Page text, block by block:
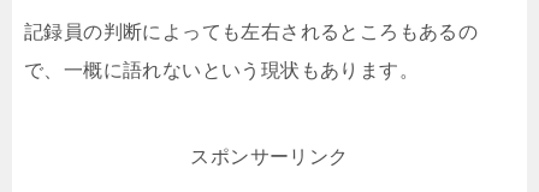
記録員の判断によっても左右されるところもあるの
で、一概に語れないという現状もあります。
スポンサーリンク